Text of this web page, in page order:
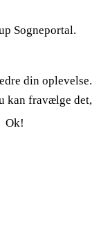
Sogneportal.
din oplevelse.
kan fravælge det,
Ok!